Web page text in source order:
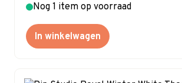
Nog 1 item op voorraad
In winkelwagen